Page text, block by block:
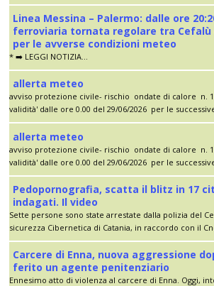
Linea Messina – Palermo: dalle ore
ferroviaria tornata regolare tra Cefalù
per le avverse condizioni meteo
* ➡️ LEGGI NOTIZIA...
allerta meteo
avviso protezione civile- rischio ondate di calore n.
validità' dalle ore 0.00 del 29/06/2026 per le
allerta meteo
avviso protezione civile- rischio ondate di calore n.
validità' dalle ore 0.00 del 29/06/2026 per le successive
Pedopornografia, scatta il blitz in 17
indagati. Il video
Sette persone sono state arrestate dalla polizia del
sicurezza Cibernetica di Catania, in raccordo con il
Carcere di Enna, nuova aggressione
ferito un agente penitenziario
Ennesimo atto di violenza al carcere di Enna. Oggi,